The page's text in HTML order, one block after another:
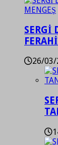
SERGİ
26/03/